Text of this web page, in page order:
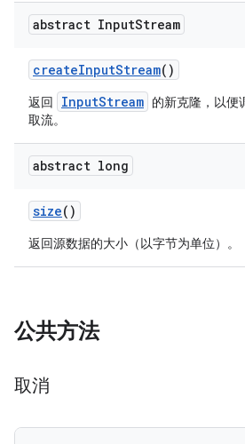
abstract InputStream
createInputStream()
返回 InputStream 的新克隆，以便
取流。
abstract long
size()
返回源数据的大小（以字节为单位）。
公共方法
取消